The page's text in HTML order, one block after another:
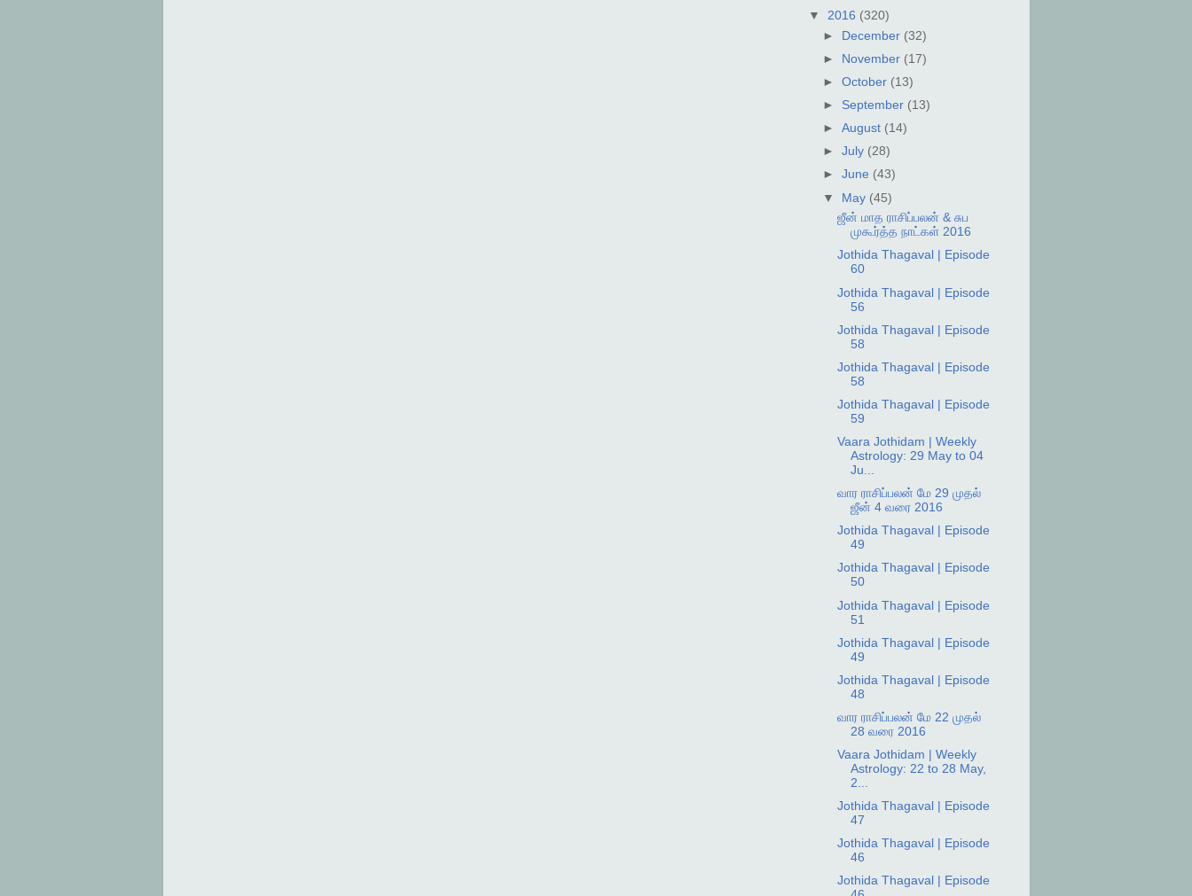
▼ 2016 (320)
► December (32)
►
November (17)
► October (13)
► September (13)
► August (14)
► July (28)
► June (43)
▼ May (45)
ஜீன் மாத ராசிப்பலன் & சுப
முகூர்த்த நாட்கள் 2016
Jothida Thagaval | Episode
60
Jothida Thagaval | Episode
56
Jothida Thagaval | Episode
58
Jothida Thagaval | Episode
58
Jothida Thagaval | Episode
59
Vaara Jothidam | Weekly
Astrology: 29 May to 04
Ju...
வார ராசிப்பலன் மே 29 முதல்
ஜீன் 4 வரை 2016
Jothida Thagaval | Episode
49
Jothida Thagaval | Episode
50
Jothida Thagaval | Episode
51
Jothida Thagaval | Episode
49
Jothida Thagaval | Episode
48
வார ராசிப்பலன் மே 22 முதல்
28 வரை 2016
Vaara Jothidam | Weekly
Astrology: 22 to 28 May,
2...
Jothida Thagaval | Episode
47
Jothida Thagaval | Episode
46
Jothida Thagaval | Episode